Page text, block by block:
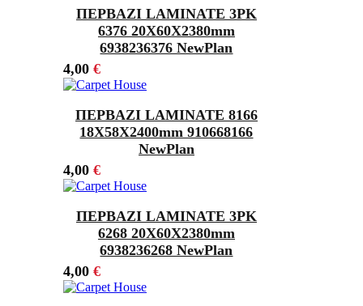
ΠΕΡΒΑΖΙ LAMINATE 3PK
6376 20Χ60X2380mm
6938236376 NewPlan
4,00 €
ΠΕΡΒΑΖΙ LAMINATE 8166
18Χ58X2400mm 910668166
NewPlan
4,00 €
ΠΕΡΒΑΖΙ LAMINATE 3PK
6268 20Χ60X2380mm
6938236268 NewPlan
4,00 €